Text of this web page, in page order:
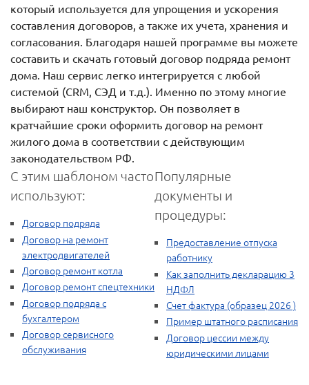
который используется для упрощения и ускорения
составления договоров, а также их учета, хранения и
согласования. Благодаря нашей программе вы можете
составить и скачать готовый договор подряда ремонт
дома. Наш сервис легко интегрируется с любой
системой (CRM, СЭД и т.д.). Именно по этому многие
выбирают наш конструктор. Он позволяет в
кратчайшие сроки оформить договор на ремонт
жилого дома в соответствии с действующим
законодательством РФ.
С этим шаблоном часто
используют:
Договор подряда
Договор на ремонт
электродвигателей
Договор ремонт котла
Договор ремонт спецтехники
Договор подряда с
бухгалтером
Договор сервисного
обслуживания
Популярные
документы и
процедуры:
Предоставление отпуска
работнику
Как заполнить декларацию 3
НДФЛ
Счет фактура (образец 2026 )
Пример штатного расписания
Договор цессии между
юридическими лицами